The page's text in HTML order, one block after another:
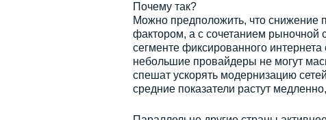
Почему так?
Можно предположить, что снижение
фактором, а с сочетанием рыночной
сегменте фиксированного
небольшие провайдеры не могут
спешат ускорять модернизацию
средние показатели растут